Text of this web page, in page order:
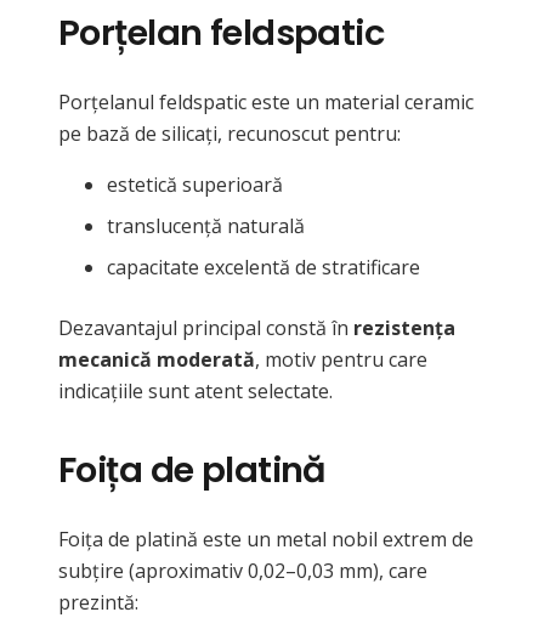
Porțelan feldspatic
Porțelanul feldspatic este un material ceramic
pe bază de silicați, recunoscut pentru:
estetică superioară
translucență naturală
capacitate excelentă de stratificare
Dezavantajul principal constă în rezistența
mecanică moderată, motiv pentru care
indicațiile sunt atent selectate.
Foița de platină
Foița de platină este un metal nobil extrem de
subțire (aproximativ 0,02–0,03 mm), care
prezintă: